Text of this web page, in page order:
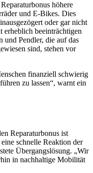
höhere
und E-Bikes. Dies
oder gar nicht
erheblich beeinträchtigen
und Pendler, die auf das
sind, stehen vor
finanziell schwierig
zu lassen“, warnt ein
Reparaturbonus ist
schnelle Reaktion der
Übergangslösung. „Wir
in nachhaltige Mobilität